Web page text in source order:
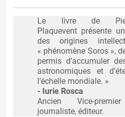
Le livre de
Plaquevent présente
des origines
« phénomène Soros »,
permis d’accumuler
astronomiques et
l’échelle mondiale. »
- Iurie Rosca
Ancien Vice-
journaliste, éditeur.